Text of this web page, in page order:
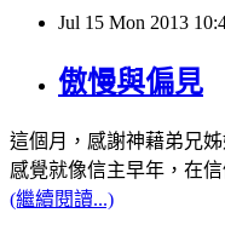
Jul 15 Mon 2013
傲慢與偏見
這個月， 感謝神藉弟兄
感覺就像信主早年，在
(繼續閱讀...)